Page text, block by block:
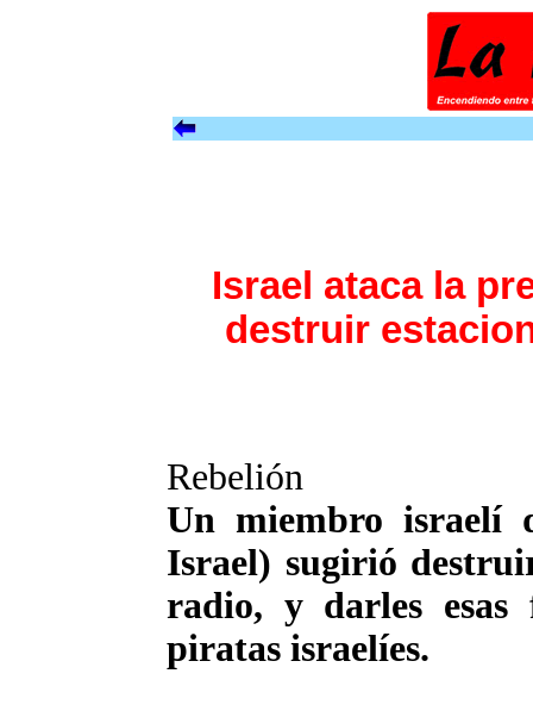
Israel ataca la
destruir
Rebelión
Un miembro israelí
Israel) sugirió
radio, y darles esas
piratas israelíes.